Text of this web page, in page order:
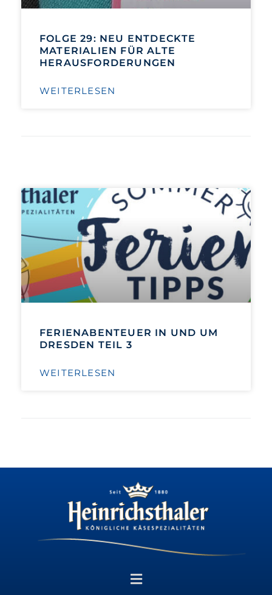
FOLGE 29: NEU ENTDECKTE
MATERIALIEN FÜR ALTE
HERAUSFORDERUNGEN
WEITERLESEN
FERIENABENTEUER IN UND UM
DRESDEN TEIL 3
WEITERLESEN